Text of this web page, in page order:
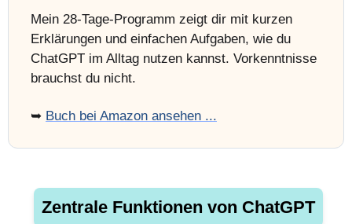
Mein 28-Tage-Programm zeigt dir mit kurzen
Erklärungen und einfachen Aufgaben, wie du
ChatGPT im Alltag nutzen kannst. Vorkenntnisse
brauchst du nicht.
➥ Buch bei Amazon ansehen ...
Zentrale Funktionen von ChatGPT